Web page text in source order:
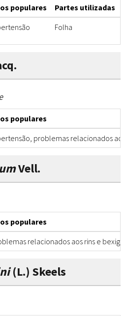
populares Partes utilizadas
Folha
populares
problemas relacionados aos
Vell.
populares
relacionados aos rins e bexiga
(L.) Skeels